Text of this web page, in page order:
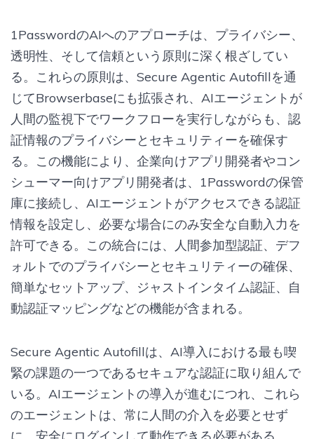
1PasswordのAIへのアプローチは、プライバシー、
透明性、そして信頼という原則に深く根ざしてい
る。これらの原則は、Secure Agentic Autofillを通
じてBrowserbaseにも拡張され、AIエージェントが
人間の監視下でワークフローを実行しながらも、認
証情報のプライバシーとセキュリティーを確保す
る。この機能により、企業向けアプリ開発者やコン
シューマー向けアプリ開発者は、1Passwordの保管
庫に接続し、AIエージェントがアクセスできる認証
情報を設定し、必要な場合にのみ安全な自動入力を
許可できる。この統合には、人間参加型認証、デフ
ォルトでのプライバシーとセキュリティーの確保、
簡単なセットアップ、ジャストインタイム認証、自
動認証マッピングなどの機能が含まれる。
Secure Agentic Autofillは、AI導入における最も喫
緊の課題の一つであるセキュアな認証に取り組んで
いる。AIエージェントの導入が進むにつれ、これら
のエージェントは、常に人間の介入を必要とせず
に、安全にログインして動作できる必要がある。